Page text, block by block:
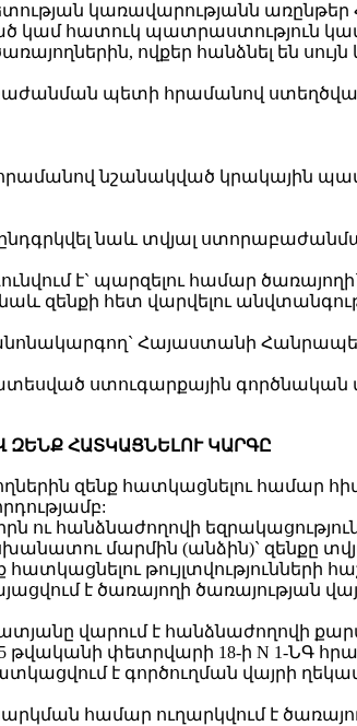
կառավարությանն
կամ հատուկ պատրաստություն
ովքեր հանձնել են սույն
պետի հրամանով
նշանակված կրակային
նաև տվյալ
է` պարզելու համար
զենքի հետ վարվելու
Հայաստանի
ստուգարքային
ԶԵՆՔ ՀԱՏԿԱՑՆԵԼՈՒ ԿԱՐԳԸ
զենք հատկացնելու համար
ու հանձնաժողովի
մարմին (անձին)` զենքը
թույլտվությունների
է ծառայողի ծառայության
վարում է հանձնաժողովի
փետրվարի 18-ի N 1-ՆԳ
է գործուղման վայրի
համար ուղարկվում է